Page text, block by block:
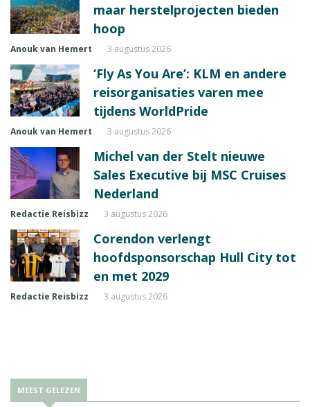
maar herstelprojecten bieden
hoop
Anouk van Hemert 3 augustus 2026
‘Fly As You Are’: KLM en andere
reisorganisaties varen mee
tijdens WorldPride
Anouk van Hemert 3 augustus 2026
Michel van der Stelt nieuwe
Sales Executive bij MSC Cruises
Nederland
Redactie Reisbizz 3 augustus 2026
Corendon verlengt
hoofdsponsorschap Hull City tot
en met 2029
Redactie Reisbizz 3 augustus 2026
MEEST GELEZEN